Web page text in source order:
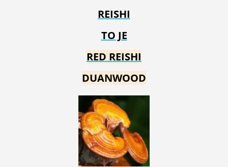
REISHI
TO JE
RED REISHI
DUANWOOD